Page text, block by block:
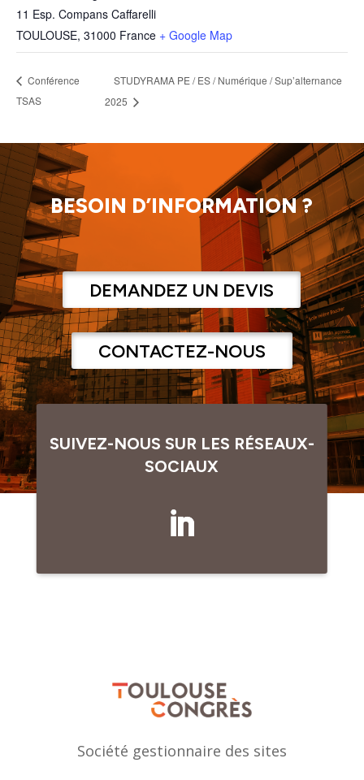
11 Esp. Compans Caffarelli
TOULOUSE, 31000 France + Google Map
Conférence
TSAS
STUDYRAMA PE / ES / Numérique / Sup’alternance
2025
BESOIN D’INFORMATION ?
DEMANDEZ UN DEVIS
CONTACTEZ-NOUS
SUIVEZ-NOUS SUR LES RÉSEAUX-
SOCIAUX
Société gestionnaire des sites